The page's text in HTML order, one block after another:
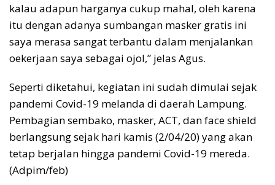
kalau adapun harganya cukup mahal, oleh karena
itu dengan adanya sumbangan masker gratis ini
saya merasa sangat terbantu dalam menjalankan
oekerjaan saya sebagai ojol,” jelas Agus.
Seperti diketahui, kegiatan ini sudah dimulai sejak
pandemi Covid-19 melanda di daerah Lampung.
Pembagian sembako, masker, ACT, dan face shield
berlangsung sejak hari kamis (2/04/20) yang akan
tetap berjalan hingga pandemi Covid-19 mereda.
(Adpim/feb)